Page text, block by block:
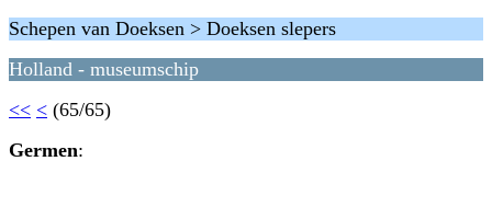
Schepen van Doeksen > Doeksen slepers
Holland - museumschip
<< < (65/65)
Germen: